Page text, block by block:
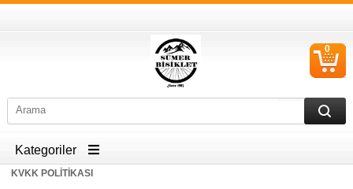
0
Kategoriler
KVKK POLİTİKASI